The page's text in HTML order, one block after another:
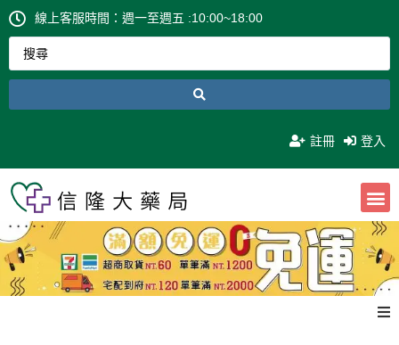
線上客服時間：週一至週五 :10:00~18:00
註冊 登入
NT$0 0